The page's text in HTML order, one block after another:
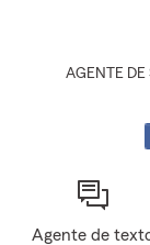
AGENTE DE
Agente de